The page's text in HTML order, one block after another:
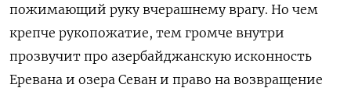
пожимающий руку вчерашнему врагу. Но чем
крепче рукопожатие, тем громче внутри
прозвучит про азербайджанскую исконность
Еревана и озера Севан и право на возвращение